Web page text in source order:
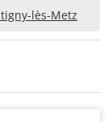
lès-Metz